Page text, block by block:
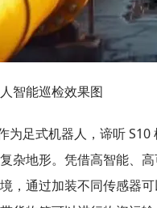
智能巡检效果图
为足式机器人，谛听
杂地形。凭借高智能、
，通过加装不同传感器